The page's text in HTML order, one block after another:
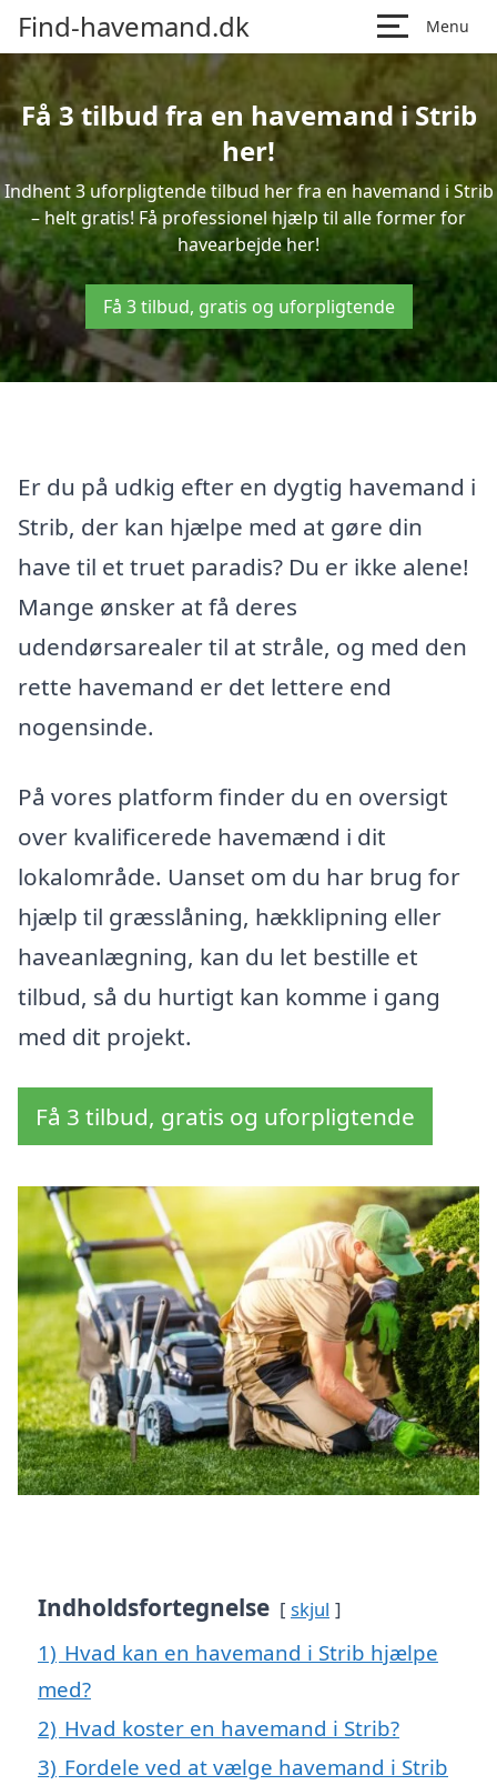
Find-havemand.dk Menu
Få 3 tilbud fra en havemand i Strib
her!
Indhent 3 uforpligtende tilbud her fra en havemand i Strib
– helt gratis! Få professionel hjælp til alle former for
havearbejde her!
Få 3 tilbud, gratis og uforpligtende
Er du på udkig efter en dygtig havemand i
Strib, der kan hjælpe med at gøre din
have til et truet paradis? Du er ikke alene!
Mange ønsker at få deres
udendørsarealer til at stråle, og med den
rette havemand er det lettere end
nogensinde.
På vores platform finder du en oversigt
over kvalificerede havemænd i dit
lokalområde. Uanset om du har brug for
hjælp til græsslåning, hækklipning eller
haveanlægning, kan du let bestille et
tilbud, så du hurtigt kan komme i gang
med dit projekt.
Få 3 tilbud, gratis og uforpligtende
Indholdsfortegnelse skjul
1) Hvad kan en havemand i Strib hjælpe
med?
2) Hvad koster en havemand i Strib?
3) Fordele ved at vælge havemand i Strib